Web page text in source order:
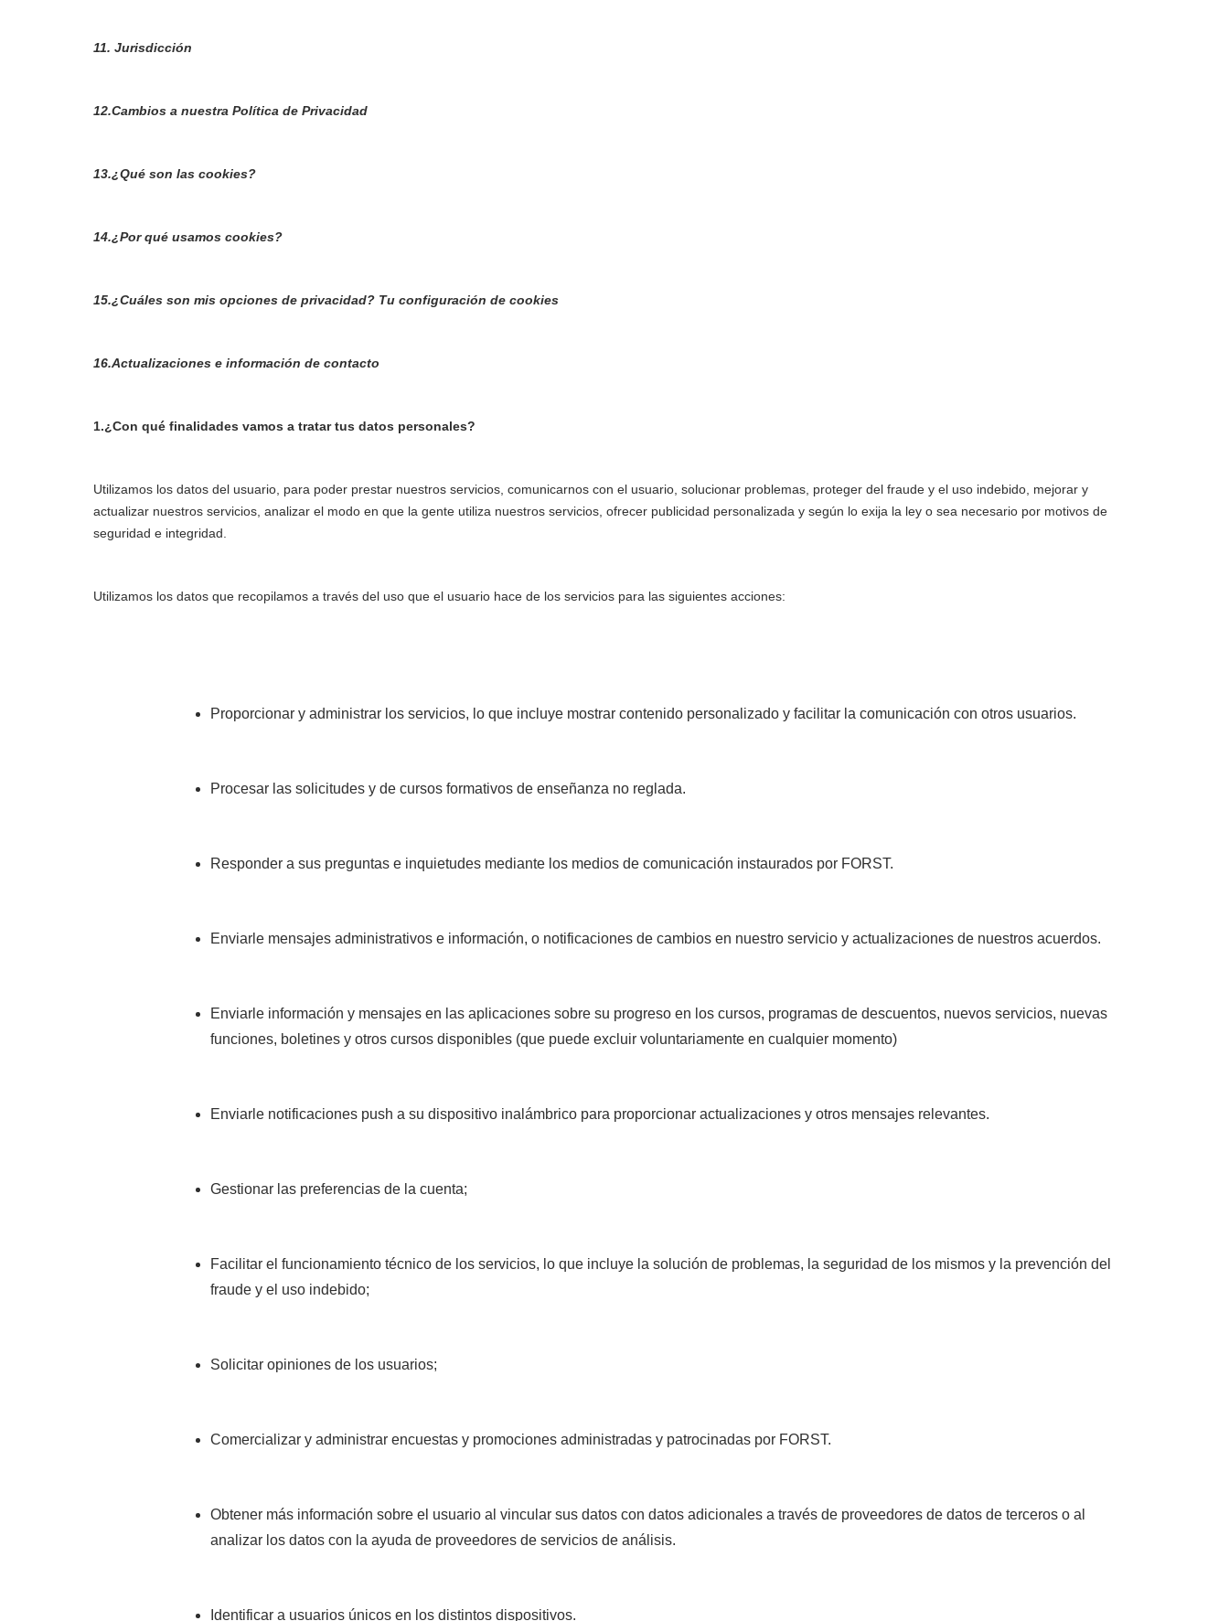
11. Jurisdicción
12.Cambios a nuestra Política de Privacidad
13.¿Qué son las cookies?
14.¿Por qué usamos cookies?
15.¿Cuáles son mis opciones de privacidad? Tu configuración de cookies
16.Actualizaciones e información de contacto
1.¿Con qué finalidades vamos a tratar tus datos personales?
Utilizamos los datos del usuario, para poder prestar nuestros servicios, comunicarnos con el usuario, solucionar problemas, proteger del fraude y el uso indebido, mejorar y
actualizar nuestros servicios, analizar el modo en que la gente utiliza nuestros servicios, ofrecer publicidad personalizada y según lo exija la ley o sea necesario por motivos de
seguridad e integridad.
Utilizamos los datos que recopilamos a través del uso que el usuario hace de los servicios para las siguientes acciones:
Proporcionar y administrar los servicios, lo que incluye mostrar contenido personalizado y facilitar la comunicación con otros usuarios.
Procesar las solicitudes y de cursos formativos de enseñanza no reglada.
Responder a sus preguntas e inquietudes mediante los medios de comunicación instaurados por FORST.
Enviarle mensajes administrativos e información, o notificaciones de cambios en nuestro servicio y actualizaciones de nuestros acuerdos.
Enviarle información y mensajes en las aplicaciones sobre su progreso en los cursos, programas de descuentos, nuevos servicios, nuevas
funciones, boletines y otros cursos disponibles (que puede excluir voluntariamente en cualquier momento)
Enviarle notificaciones push a su dispositivo inalámbrico para proporcionar actualizaciones y otros mensajes relevantes.
Gestionar las preferencias de la cuenta;
Facilitar el funcionamiento técnico de los servicios, lo que incluye la solución de problemas, la seguridad de los mismos y la prevención del
fraude y el uso indebido;
Solicitar opiniones de los usuarios;
Comercializar y administrar encuestas y promociones administradas y patrocinadas por FORST.
Obtener más información sobre el usuario al vincular sus datos con datos adicionales a través de proveedores de datos de terceros o al
analizar los datos con la ayuda de proveedores de servicios de análisis.
Identificar a usuarios únicos en los distintos dispositivos.